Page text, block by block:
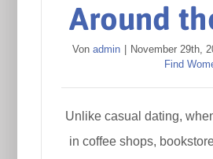
Around
Von admin November 29th,
Find
Unlike casual dating,
in coffee shops,